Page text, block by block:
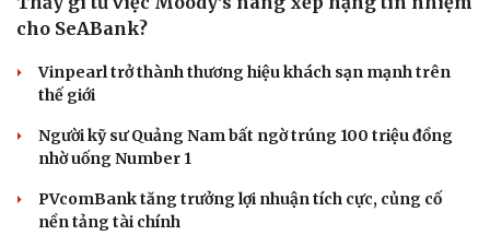
cho SeABank?
Vinpearl trở thành thương hiệu khách sạn mạnh trên
thế giới
Người kỹ sư Quảng Nam bất ngờ trúng 100 triệu đồng
nhờ uống Number 1
PVcomBank tăng trưởng lợi nhuận tích cực, củng cố
nền tảng tài chính